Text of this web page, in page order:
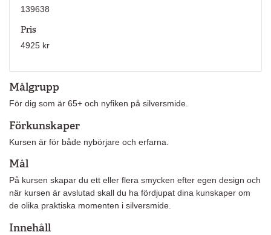
Målgrupp
För dig som är 65+ och nyfiken på silversmide.
Förkunskaper
Kursen är för både nybörjare och erfarna.
Mål
På kursen skapar du ett eller flera smycken efter egen design och
när kursen är avslutad skall du ha fördjupat dina kunskaper om
de olika praktiska momenten i silversmide.
Innehåll
139638
Pris
4925 kr